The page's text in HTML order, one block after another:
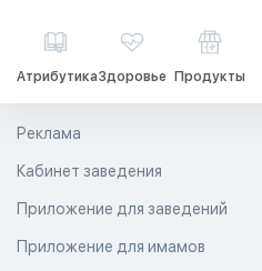
АтрибутикаЗдоровье Продукты
Реклама
Кабинет заведения
Приложение для заведений
Приложение для имамов